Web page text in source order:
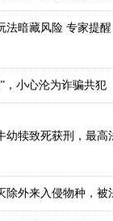
法暗藏风险 专家提
，小心沦为诈骗共犯
幼犊致死获刑，最高
除外来入侵物种，被